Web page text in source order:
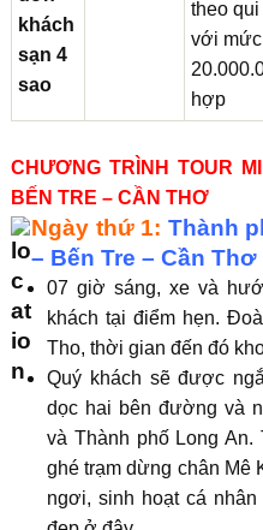
theo
với
hợp
khách
sạn 4
sao
CHƯƠNG TRÌNH TOUR
BẾN TRE – CẦN THƠ
Ngày thứ 1: Thành
– Bến Tre – Cần
07 giờ sáng, xe và
khách tại điểm hẹn.
Tho, thời gian đến đó
Quý khách sẽ được
dọc hai bên đường và
và Thành phố Long
ghé trạm dừng chân Mê
ngơi, sinh hoạt cá